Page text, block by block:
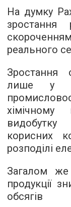
На думку
реального
Зростання
лише у
корисних
розподілі
Загалом же
продукції
обсягів